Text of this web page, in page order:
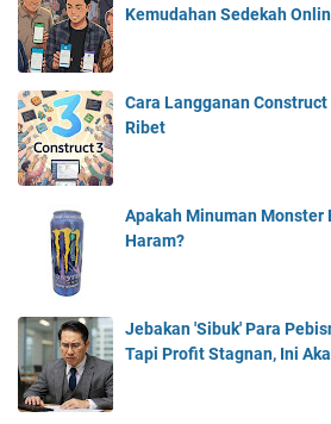
Kemudahan Sedekah
Cara Langganan
Ribet
Apakah Minuman Monster
Haram?
Jebakan 'Sibuk' Para
Tapi Profit Stagnan, Ini